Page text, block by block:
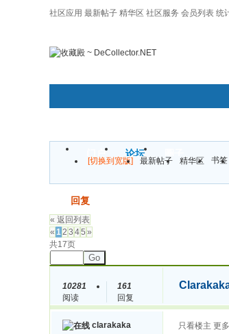
社区应用 最新帖子 精华区 社区服务 会员列表 统
门户 论坛
[切换到宽版] 最新帖子 精华区
书签
回复
« 返回列表
« 12 3 45 »
共17页
Go
10281
阅读
161
回复
clarakaka 只看楼主 更